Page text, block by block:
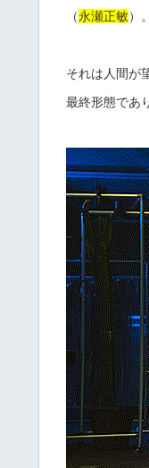
（永瀬正敏）。
それは人間が
最終形態であ